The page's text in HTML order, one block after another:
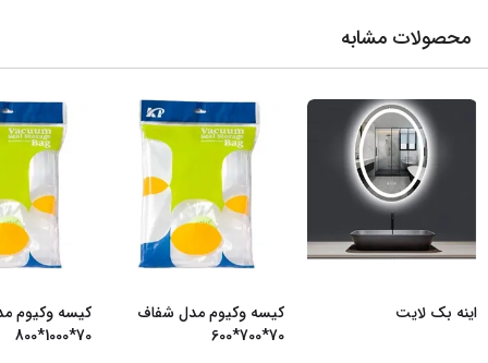
محصولات مشابه
اینه بک لایت
کیسه وکیوم مدل شفاف
70*700*600
کیسه وکیوم
70*1000*800